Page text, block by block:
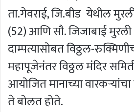
ता.गेवराई, जि.बीड येथील
(52) आणि सौ. जिजाबाई
दाम्पत्यासोबत विठ्ठल-
महापूजेनंतर विठ्ठल मंदिर
आयोजित मानाच्या
ते बोलत होते.